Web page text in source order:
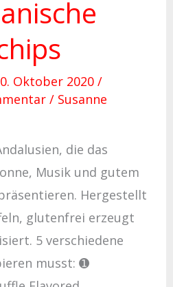
Oktober 2020 /
/ Susanne
die das
Musik und gutem
Hergestellt
glutenfrei erzeugt
5 verschiedene
musst: ➊